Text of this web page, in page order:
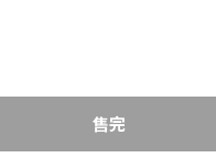
售完